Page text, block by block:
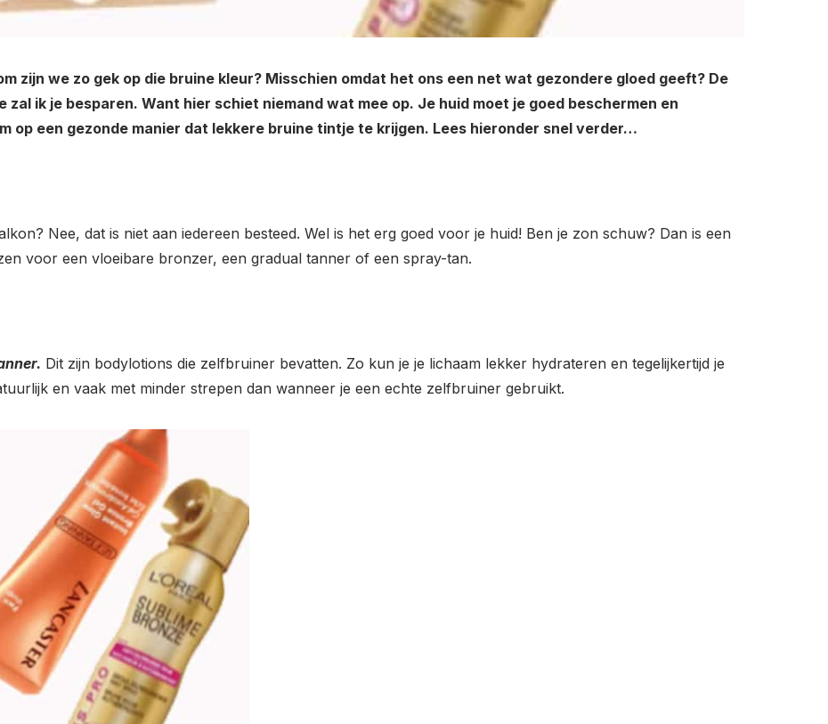
zijn we zo gek op die bruine kleur? Misschien omdat het ons een net wat gezondere gloed geeft? De
ik je besparen. Want hier schiet niemand wat mee op. Je huid moet je goed beschermen en
op een gezonde manier dat lekkere bruine tintje te krijgen. Lees hieronder snel verder…
Nee, dat is niet aan iedereen besteed. Wel is het erg goed voor je huid! Ben je zon schuw? Dan is een
voor een vloeibare bronzer, een gradual tanner of een spray-tan.
Dit zijn bodylotions die zelfbruiner bevatten. Zo kun je je lichaam lekker hydrateren en tegelijkertijd je
en vaak met minder strepen dan wanneer je een echte zelfbruiner gebruikt.